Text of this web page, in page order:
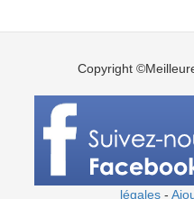
Copyright
légales-